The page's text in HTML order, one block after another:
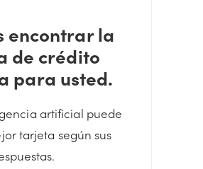
encontrar la
de crédito
para usted.
artificial puede
tarjeta según sus